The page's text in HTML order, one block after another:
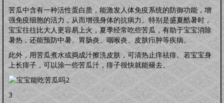
苦瓜中含有一种活性蛋白质，能激发人体免疫系统的防御功能，增
强免疫细胞的活力，从而增强身体的抗病力。特别是盛夏酷暑时，
宝宝往往比大人更容易上火，夏季经常吃些苦瓜，有助于宝宝消除
暑热，还能预防中暑、胃肠炎、咽喉炎、皮肤疖肿等疾病。
此外，用苦瓜煮水或捣成汁擦洗皮肤，可清热止痒祛痱。若宝宝身
上长痱子，可以涂一些苦瓜汁，痱子很快就能褪去。
3